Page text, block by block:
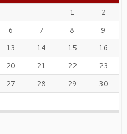
1
2
6 7 8
9
13 14 15
16
20 21 22
23
27 28 29
30